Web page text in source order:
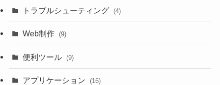
トラブルシューティング (4)
Web制作 (9)
便利ツール (9)
アプリケーション (16)